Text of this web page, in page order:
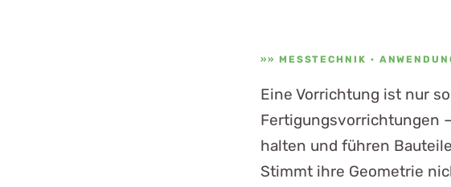
MESSTECHNIK ·
Eine Vorrichtung ist nur
Fertigungsvorrichtungen
halten und führen
Stimmt ihre Geometrie